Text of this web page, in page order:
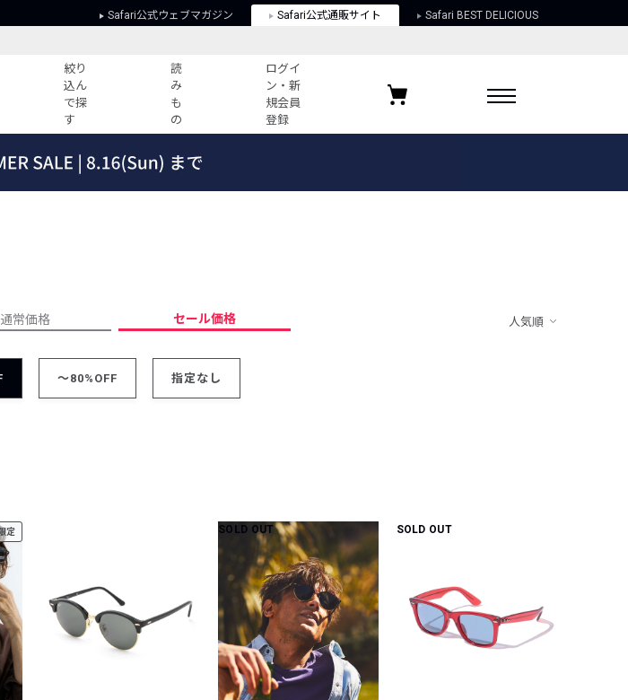
Safari公式ウェブマガジン Safari公式通販サイト Safari BEST DELICIOUS
絞り
込ん
で探
す
読
み
も
の
ログイ
ン・新
規会員
登録
ング
ーデ
15
プライバシーポリシー
お気に入りブランド
通常価格 セール価格 人気順
～80%OFF 指定なし
限定 SOLD OUT SOLD OUT